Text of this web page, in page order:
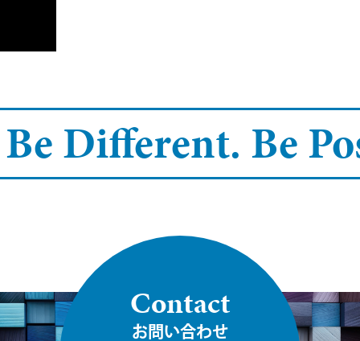
Different. Be
Contact
お問い合わせ